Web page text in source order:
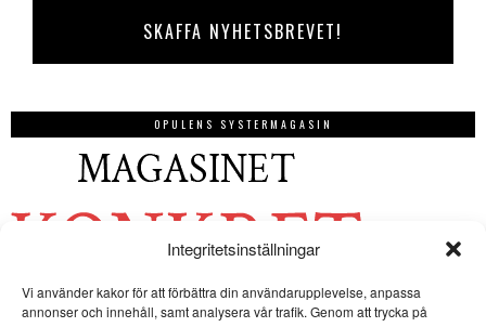
Integritetsinställningar
Vi använder kakor för att förbättra din användarupplevelse, anpassa
annonser och innehåll, samt analysera vår trafik. Genom att trycka på
OPULENS SYSTERMAGASIN